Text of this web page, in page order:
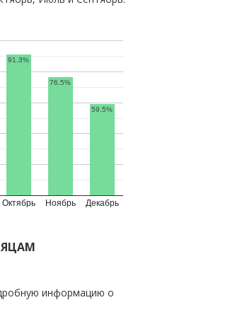
Октябрь Ноябрь Декабрь
91.3%
76.5%
59.5%
информацию о